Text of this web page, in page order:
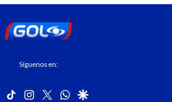
Síguenos en:
facebook
tiktok instagram
twitterwhatsapp
google